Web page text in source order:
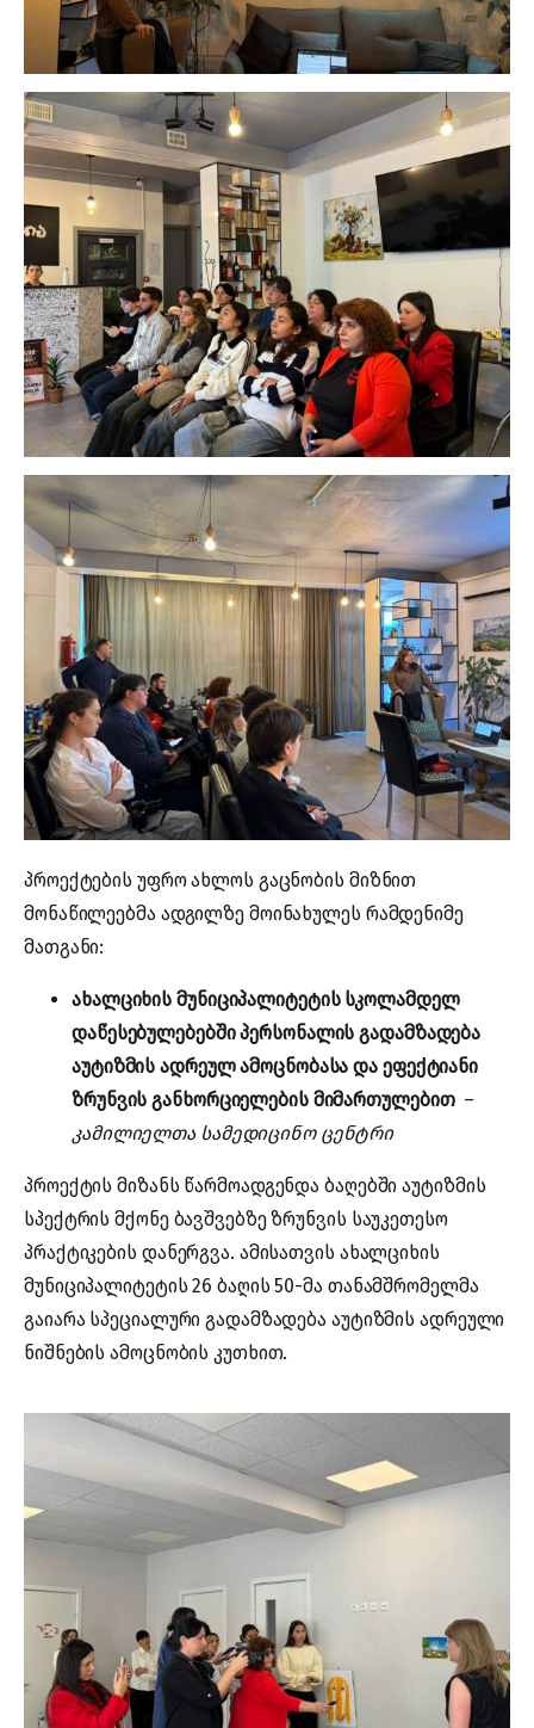
პროექტების უფრო ახლოს გაცნობის მიზნით
მონაწილეებმა ადგილზე მოინახულეს რამდენიმე
მათგანი:
ახალციხის მუნიციპალიტეტის სკოლამდელ
დაწესებულებებში პერსონალის გადამზადება
აუტიზმის ადრეულ ამოცნობასა და ეფექტიანი
ზრუნვის განხორციელების მიმართულებით –
კამილიელთა სამედიცინო ცენტრი
პროექტის მიზანს წარმოადგენდა ბაღებში აუტიზმის
სპექტრის მქონე ბავშვებზე ზრუნვის საუკეთესო
პრაქტიკების დანერგვა. ამისათვის ახალციხის
მუნიციპალიტეტის 26 ბაღის 50-მა თანამშრომელმა
გაიარა სპეციალური გადამზადება აუტიზმის ადრეული
ნიშნების ამოცნობის კუთხით.